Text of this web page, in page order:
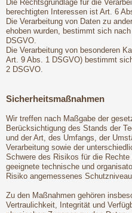
Die Rechtsgrundlage für die
berechtigten Interessen ist Art. 6
Die Verarbeitung von Daten zu
ehoben wurden, bestimmt sich
DSGVO.
Die Verarbeitung von besonderen
Art. 9 Abs. 1 DSGVO) bestimmt
2 DSGVO.
Sicherheitsmaßnahmen
Wir treffen nach Maßgabe der
Berücksichtigung des Stands der
und der Art, des Umfangs, der
Verarbeitung sowie der
Schwere des Risikos für die Rechte
geeignete technische und
Risiko angemessenes
Zu den Maßnahmen gehören
Vertraulichkeit, Integrität und